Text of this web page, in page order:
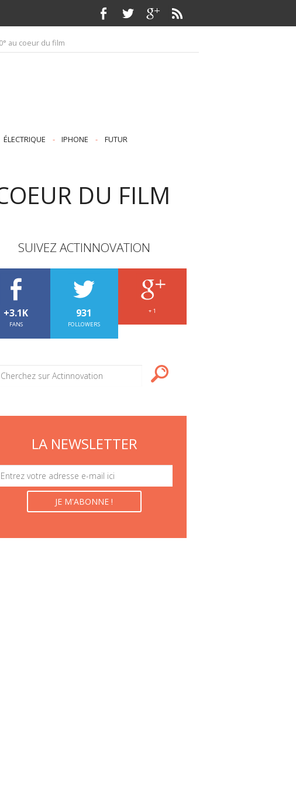
au coeur du film
ÉLECTRIQUE - IPHONE - FUTUR
DU FILM
SUIVEZ ACTINNOVATION
+3.1K
FANS
931
FOLLOWERS
+ 1
LA NEWSLETTER